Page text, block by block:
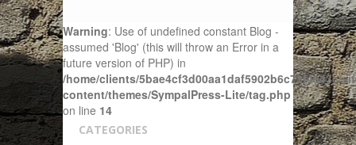
Warning: Use of undefined constant Blog -
assumed 'Blog' (this will throw an Error in a
future version of PHP) in
/home/clients/5bae4cf3d00aa1daf5902b6c72f4943c/
content/themes/SympalPress-Lite/tag.php
on line 14
CATEGORIES